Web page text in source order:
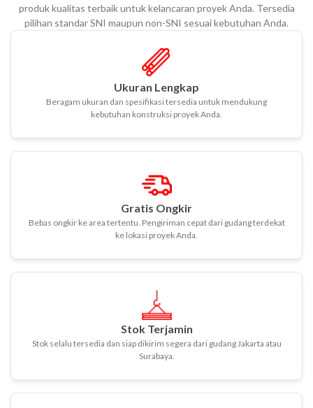
produk kualitas terbaik untuk kelancaran proyek Anda. Tersedia
pilihan standar SNI maupun non-SNI sesuai kebutuhan Anda.
Ukuran Lengkap
Beragam ukuran dan spesifikasi tersedia untuk mendukung
kebutuhan konstruksi proyek Anda.
Gratis Ongkir
Bebas ongkir ke area tertentu. Pengiriman cepat dari gudang terdekat
ke lokasi proyek Anda.
Stok Terjamin
Stok selalu tersedia dan siap dikirim segera dari gudang Jakarta atau
Surabaya.